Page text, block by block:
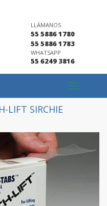
LLÁMANOS
55 5886 1780
55 5886 1783
WHATSAPP
55 6249 3816
Toggle
navigation
LIFT SIRCHIE